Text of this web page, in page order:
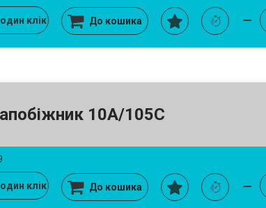
клік До кошика −
10A/105C
клік До кошика −